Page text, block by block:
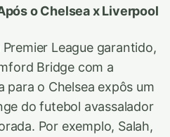
o Chelsea x Liverpool
League garantido,
Bridge com a
para o Chelsea expôs um
do futebol avassalador
Por exemplo, Salah,